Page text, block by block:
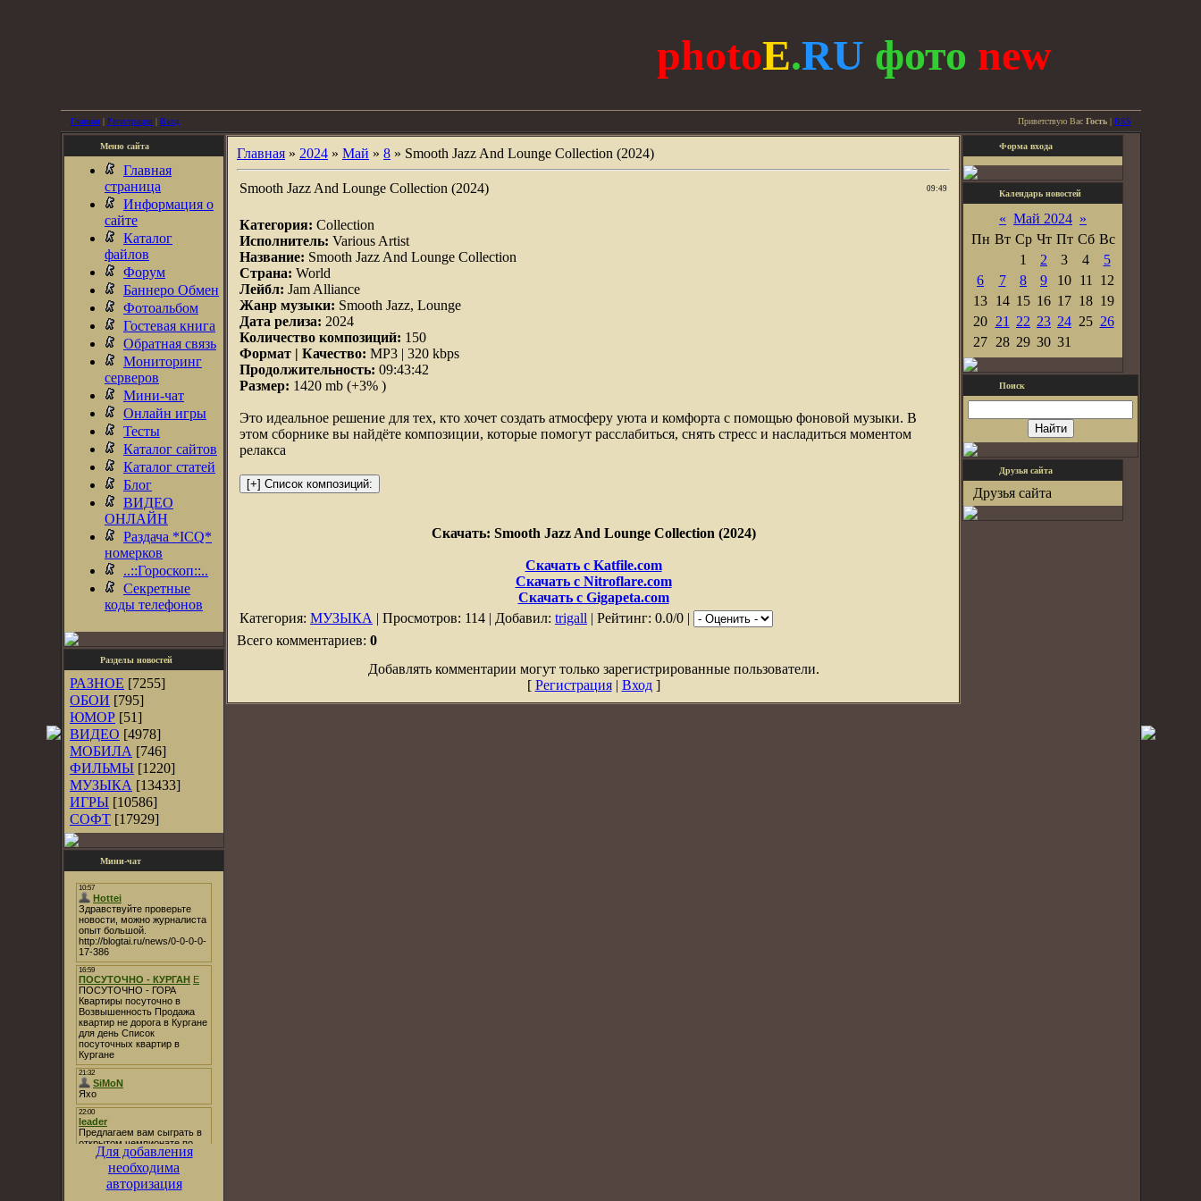
photoE.RU фото new
Главная | Регистрация | Вход Приветствую Вас Гость | RSS
Меню сайта
Главная
страница
Информация о
сайте
Каталог
файлов
Форум
Баннеро Обмен
Фотоальбом
Гостевая книга
Обратная связь
Мониторинг
серверов
Мини-чат
Онлайн игры
Тесты
Каталог сайтов
Каталог статей
Блог
ВИДЕО
ОНЛАЙН
Раздача *ICQ*
номерков
..::Гороскоп::..
Секретные
коды телефонов
Разделы новостей
РАЗНОЕ [7255]
ОБОИ [795]
ЮМОР [51]
ВИДЕО [4978]
МОБИЛА [746]
ФИЛЬМЫ [1220]
МУЗЫКА [13433]
ИГРЫ [10586]
СОФТ [17929]
Мини-чат
Для добавления
необходима
авторизация
Главная » 2024 » Май » 8 » Smooth Jazz And Lounge Collection (2024)
Smooth Jazz And Lounge Collection (2024) 09:49
Категория: Collection
Исполнитель: Various Artist
Название: Smooth Jazz And Lounge Collection
Страна: World
Лейбл: Jam Alliance
Жанр музыки: Smooth Jazz, Lounge
Дата релиза: 2024
Количество композиций: 150
Формат | Качество: MP3 | 320 kbps
Продолжительность: 09:43:42
Размер: 1420 mb (+3% )
Это идеальное решение для тех, кто хочет создать атмосферу уюта и комфорта с помощью фоновой музыки. В
этом сборнике вы найдёте композиции, которые помогут расслабиться, снять стресс и насладиться моментом
релакса
Скачать: Smooth Jazz And Lounge Collection (2024)
Скачать с Katfile.com
Скачать с Nitroflare.com
Скачать с Gigapeta.com
Категория: МУЗЫКА | Просмотров: 114 | Добавил: trigall | Рейтинг: 0.0/0 |
Всего комментариев: 0
Добавлять комментарии могут только зарегистрированные пользователи.
[ Регистрация| Вход]
Форма входа
Календарь новостей
« Май 2024 »
Пн Вт Ср Чт Пт Сб Вс
1
2 3 4
5
6
7 8 9 10 11
12
13 14 15 16 17 18 19
20 21 22 23 24 25 26
27 28 29 30 31
Поиск
Друзья сайта
Друзья сайта